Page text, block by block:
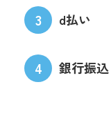
3 d払い
4 銀行振込